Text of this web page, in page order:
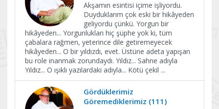
Akşamın esintisi içime işliyordu.
Duyduklarım çok eski bir hikâyeden
geliyordu çünkü. Yorgun bir
hikâyeden... Yorgunlukları hiç şüphe yok ki, tüm
çabalara rağmen, yeterince dile getiremeyecek
hikâyeden... O bir yıldızdı, evet. Üstüne adeta yapışan
bu role inanmak zorundaydı. Yıldız... Sahne adıyla
Yıldız... O ışıklı yazılardaki adıyla... Kötü çekil ...
Gördüklerimiz
Göremediklerimiz (111)